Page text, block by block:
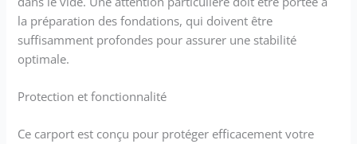
la préparation des fondations, qui doivent être
suffisamment profondes pour assurer une stabilité
optimale.
Protection et fonctionnalité
Ce carport est conçu pour protéger efficacement votre